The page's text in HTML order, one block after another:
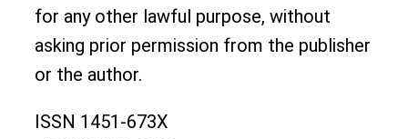
for any other lawful purpose, without
asking prior permission from the publisher
or the author.
ISSN 1451-673X